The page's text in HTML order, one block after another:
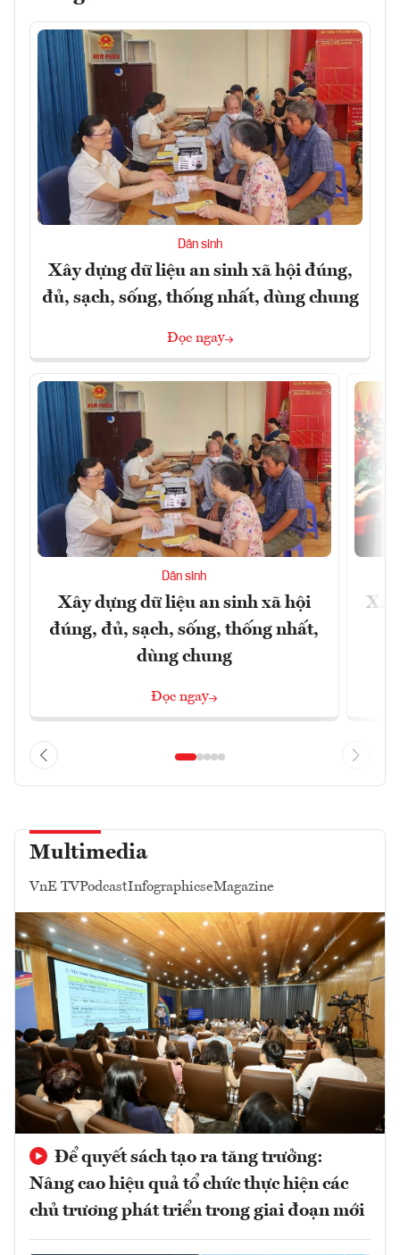
Dân sinh
Xây dựng dữ liệu an sinh xã hội đúng,
đủ, sạch, sống, thống nhất, dùng chung
Đọc ngay
Dân sinh
Xây dựng dữ liệu an sinh xã hội
đúng, đủ, sạch, sống, thống nhất,
dùng chung
Đọc ngay
Multimedia
VnE TVPodcastInfographicseMagazine
Để quyết sách tạo ra tăng trưởng:
Nâng cao hiệu quả tổ chức thực hiện các
chủ trương phát triển trong giai đoạn mới